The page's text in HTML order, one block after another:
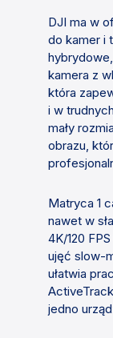
DJI ma w
do kamer i
kamera z
która
i w
mały
obrazu,
Matryca 1
nawet w
4K/120
ujęć slow-
ułatwia
jedno